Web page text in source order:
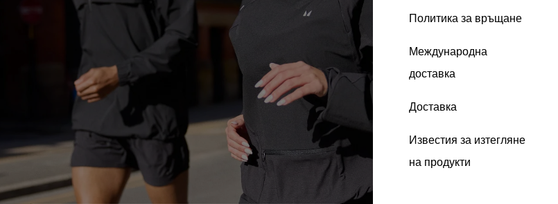
Политика за връщане
Международна
доставка
Доставка
Известия за изтегляне
на продукти